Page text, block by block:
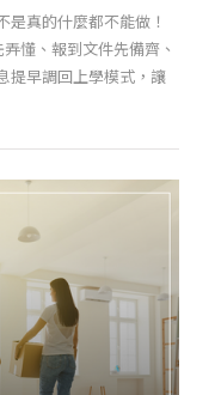
是真的什麼都不能做！
懂、報到文件先備齊、
提早調回上學模式，讓